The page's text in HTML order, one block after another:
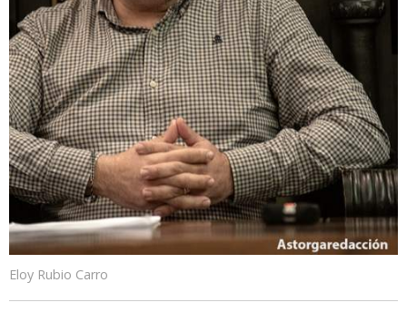
Eloy Rubio Carro